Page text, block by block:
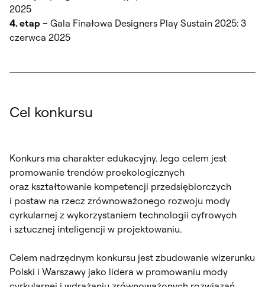
2025
4. etap – Gala Finałowa Designers Play Sustain 2025: 3
czerwca 2025
Cel konkursu
Konkurs ma charakter edukacyjny. Jego celem jest
promowanie trendów proekologicznych
oraz kształtowanie kompetencji przedsiębiorczych
i postaw na rzecz zrównoważonego rozwoju mody
cyrkularnej z wykorzystaniem technologii cyfrowych
i sztucznej inteligencji w projektowaniu.
Celem nadrzędnym konkursu jest zbudowanie wizerunku
Polski i Warszawy jako lidera w promowaniu mody